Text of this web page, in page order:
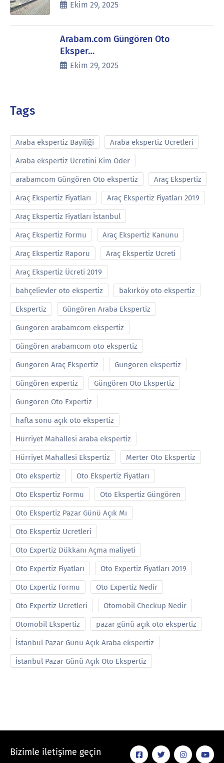
Ekim 29, 2025
Arabam.com Güngören Oto
Eksper…
Ekim 29, 2025
Tags
Araba ekspertiz Bayiliği Araba ekspertiz Ucretleri
Araba ekspertiz Ücretini Kim Öder
arabamcom Güngören Oto ekspertiz Araç Ekspertiz
Araç Ekspertiz Fiyatları Araç Ekspertiz Fiyatları 2019
Araç Ekspertiz Fiyatları İstanbul
Araç Ekspertiz Formu Araç Ekspertiz Kanunu
Araç Ekspertiz Raporu Araç Ekspertiz Ucreti
Araç Ekspertiz Ücreti 2019
bahçelievler oto ekspertiz bakırköy oto ekspertiz
Ekspertiz Güngören Araba Ekspertiz
Güngören arabamcom ekspertiz
Güngören arabamcom oto ekspertiz
Güngören Araç Ekspertiz Güngören ekspertiz
Güngören expertiz Güngören Oto Ekspertiz
Güngören Oto Expertiz
hafta sonu açık oto ekspertiz
Hürriyet Mahallesi araba ekspertiz
Hürriyet Mahallesi Ekspertiz Merter Oto Ekspertiz
Oto ekspertiz Oto Ekspertiz Fiyatları
Oto Ekspertiz Formu Oto Ekspertiz Güngören
Oto Ekspertiz Pazar Günü Açık Mı
Oto Ekspertiz Ucretleri
Oto Expertiz Dükkanı Açma maliyeti
Oto Expertiz Fiyatları Oto Expertiz Fiyatları 2019
Oto Expertiz Formu Oto Expertiz Nedir
Oto Expertiz Ucretleri Otomobil Checkup Nedir
Otomobil Ekspertiz pazar günü açık oto ekspertiz
İstanbul Pazar Günü Açık Araba ekspertiz
İstanbul Pazar Günü Açık Oto Ekspertiz
Bizimle iletişime geçin